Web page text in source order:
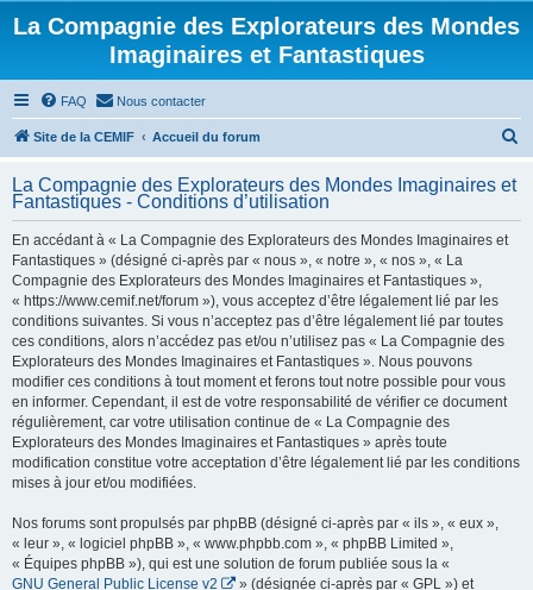
La Compagnie des Explorateurs des Mondes
Imaginaires et Fantastiques
FAQ Nous contacter
Site de la CEMIF Accueil du forum
h
La Compagnie des Explorateurs des Mondes Imaginaires et
Fantastiques - Conditions d’utilisation
En accédant à « La Compagnie des Explorateurs des Mondes Imaginaires et
Fantastiques » (désigné ci-après par « nous », « notre », « nos », « La
Compagnie des Explorateurs des Mondes Imaginaires et Fantastiques »,
« https://www.cemif.net/forum »), vous acceptez d’être légalement lié par les
conditions suivantes. Si vous n’acceptez pas d’être légalement lié par toutes
ces conditions, alors n’accédez pas et/ou n’utilisez pas « La Compagnie des
Explorateurs des Mondes Imaginaires et Fantastiques ». Nous pouvons
modifier ces conditions à tout moment et ferons tout notre possible pour vous
en informer. Cependant, il est de votre responsabilité de vérifier ce document
régulièrement, car votre utilisation continue de « La Compagnie des
Explorateurs des Mondes Imaginaires et Fantastiques » après toute
modification constitue votre acceptation d’être légalement lié par les conditions
mises à jour et/ou modifiées.
Nos forums sont propulsés par phpBB (désigné ci-après par « ils », « eux »,
« leur », « logiciel phpBB », « www.phpbb.com », « phpBB Limited »,
« Équipes phpBB »), qui est une solution de forum publiée sous la «
GNU General Public License v2
» (désignée ci-après par « GPL ») et